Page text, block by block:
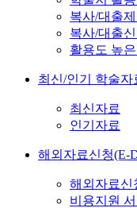
복사/대출
복사/대출
활용도 높은
최신/인기 학술자
최신자료
인기자료
해외자료신청(E-
해외자료신
비용지원